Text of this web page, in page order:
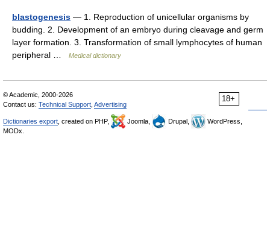
blastogenesis — 1. Reproduction of unicellular organisms by
budding. 2. Development of an embryo during cleavage and germ
layer formation. 3. Transformation of small lymphocytes of human
peripheral …
Medical dictionary
18+
© Academic, 2000-2026
Contact us: Technical Support Advertising
Dictionaries export , created on PHP, Joomla, Drupal,
WordPress,
MODx.